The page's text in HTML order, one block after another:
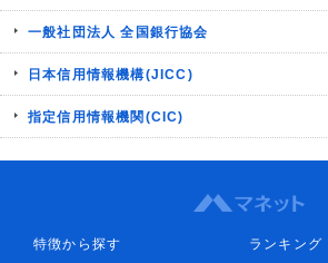
一般社団法人 全国銀行協会
日本信用情報機構(JICC)
指定信用情報機関(CIC)
特徴から探す
ランキング